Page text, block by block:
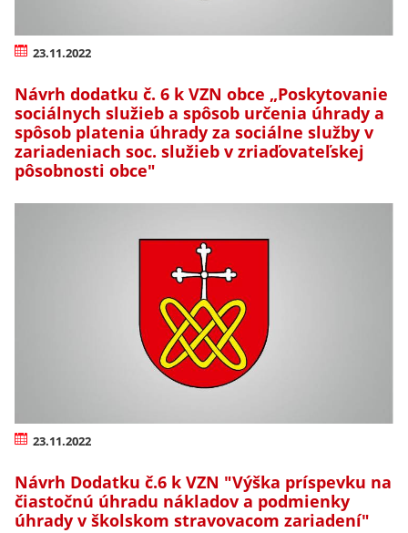
23.11.2022
Návrh dodatku č. 6 k VZN obce „Poskytovanie
sociálnych služieb a spôsob určenia úhrady a
spôsob platenia úhrady za sociálne služby v
zariadeniach soc. služieb v zriaďovateľskej
pôsobnosti obce"
23.11.2022
Návrh Dodatku č.6 k VZN "Výška príspevku na
čiastočnú úhradu nákladov a podmienky
úhrady v školskom stravovacom zariadení"